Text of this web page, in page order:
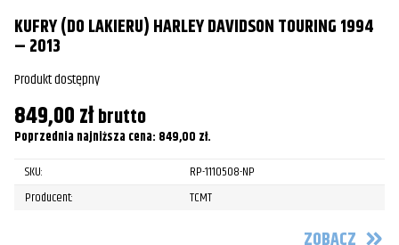
KUFRY (DO LAKIERU) HARLEY DAVIDSON TOURING 1994
– 2013
Produkt dostępny
849,00złbrutto
Poprzednia najniższa cena: 849,00 zł.
SKU:
RP-1110508-NP
Producent:
TCMT